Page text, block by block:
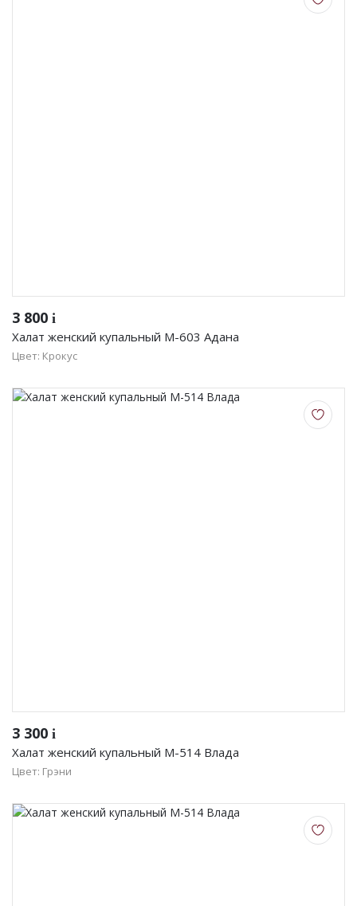
3 800 i
Халат женский купальный М-603 Адана
Цвет: Крокус
3 300 i
Халат женский купальный М-514 Влада
Цвет: Грэни